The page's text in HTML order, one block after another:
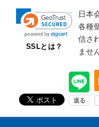
SSLとは？
日本
各種
信さ
ませ